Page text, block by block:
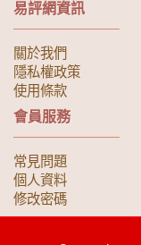
易評網資訊
關於我們
隱私權政策
使用條款
會員服務
常見問題
個人資料
修改密碼